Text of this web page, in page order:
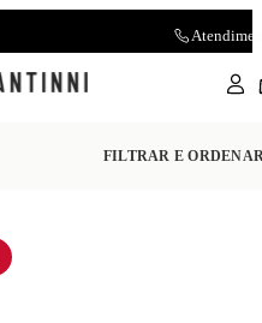
FILTRAR E